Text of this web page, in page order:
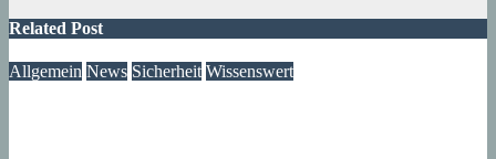
Related Post
Allgemein News Sicherheit Wissenswert